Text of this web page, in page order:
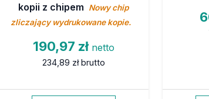
kopii z chipem
Nowy chip
zliczający wydrukowane kopie.
190,97 zł netto
234,89 zł brutto